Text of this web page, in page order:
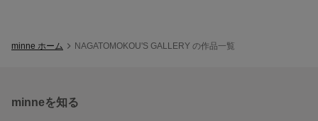
minne ホーム NAGATOMOKOU'S GALLERY の作品一覧
minneを知る